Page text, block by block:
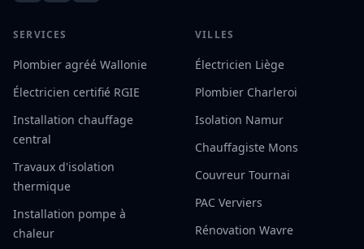
SERVICES
Plombier agréé Wallonie
Électricien certifié RGIE
Installation chauffage
central
Travaux d'isolation
thermique
Installation pompe à
chaleur
VILLES
Électricien Liège
Plombier Charleroi
Isolation Namur
Chauffagiste Mons
Couvreur Tournai
PAC Verviers
Rénovation Wavre